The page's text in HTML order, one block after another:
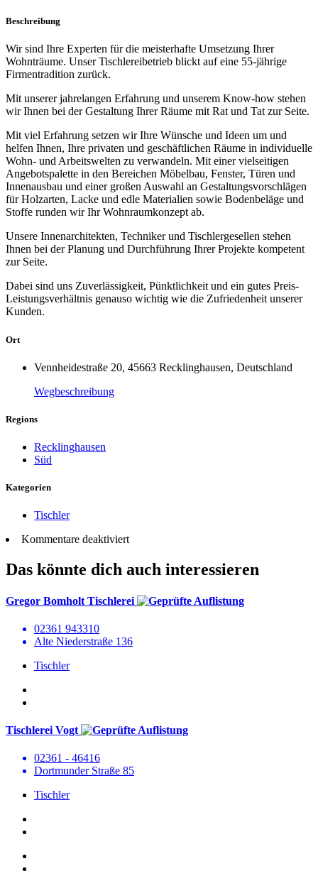
Beschreibung
Wir sind Ihre Experten für die meisterhafte Umsetzung Ihrer
Wohnträume. Unser Tischlereibetrieb blickt auf eine 55-jährige
Firmentradition zurück.
Mit unserer jahrelangen Erfahrung und unserem Know-how stehen
wir Ihnen bei der Gestaltung Ihrer Räume mit Rat und Tat zur Seite.
Mit viel Erfahrung setzen wir Ihre Wünsche und Ideen um und
helfen Ihnen, Ihre privaten und geschäftlichen Räume in individuelle
Wohn- und Arbeitswelten zu verwandeln. Mit einer vielseitigen
Angebotspalette in den Bereichen Möbelbau, Fenster, Türen und
Innenausbau und einer großen Auswahl an Gestaltungsvorschlägen
für Holzarten, Lacke und edle Materialien sowie Bodenbeläge und
Stoffe runden wir Ihr Wohnraumkonzept ab.
Unsere Innenarchitekten, Techniker und Tischlergesellen stehen
Ihnen bei der Planung und Durchführung Ihrer Projekte kompetent
zur Seite.
Dabei sind uns Zuverlässigkeit, Pünktlichkeit und ein gutes Preis-
Leistungsverhältnis genauso wichtig wie die Zufriedenheit unserer
Kunden.
Ort
Vennheidestraße 20, 45663 Recklinghausen, Deutschland
Wegbeschreibung
Regions
Recklinghausen
Süd
Kategorien
Tischler
Kommentare deaktiviert
Das könnte dich auch interessieren
Gregor Bomholt Tischlerei
02361 943310
Alte Niederstraße 136
Tischler
Tischlerei Vogt
02361 - 46416
Dortmunder Straße 85
Tischler